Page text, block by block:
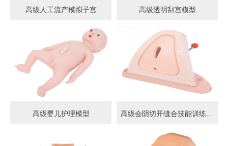
高级人工流产模拟子宫 高级透明刮宫模型
高级婴儿护理模型